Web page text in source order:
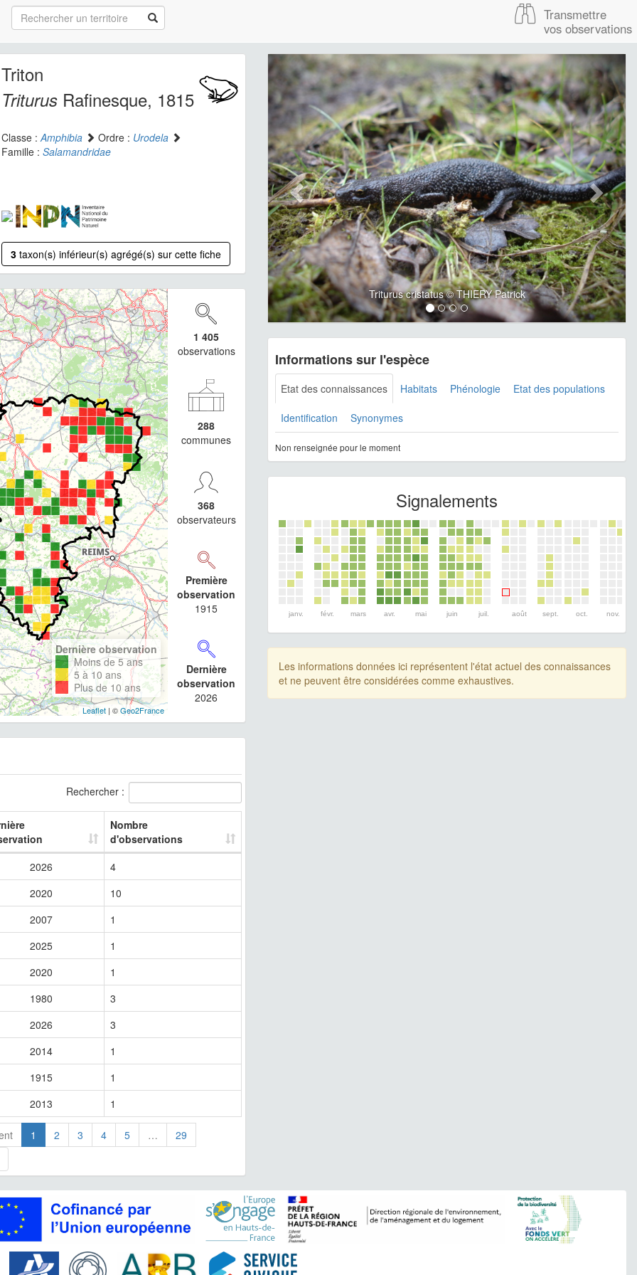
Transmettre
vos observations
Triton
TriturusRafinesque, 1815
Classe :Amphibia Ordre : Urodela
Famille : Salamandridae
3 taxon(s) inférieur(s) agrégé(s) sur cette fiche
Dernière observation
Moins de 5 ans
5 à 10 ans
Plus de 10 ans
Leaflet| ©Geo2France
1 405
observations
288
communes
368
observateurs
Première
observation
1915
Dernière
observation
2026
Rechercher :
Nombre
d'observations
2026
4
2020
10
2007
1
2025
1
2020
1
1980
3
2026
3
2014
1
1915
1
2013
1
1 2 3 4 5 … 29
Triturus cristatus © THIERY Patrick
Informations sur l'espèce
Etat des connaissances Habitats Phénologie Etat des populations
Identification Synonymes
Non renseignée pour le moment
Signalements
janv. févr. mars avr. mai juin juil. août sept. oct. nov.
Les informations données ici représentent l'état actuel des connaissances
et ne peuvent être considérées comme exhaustives.